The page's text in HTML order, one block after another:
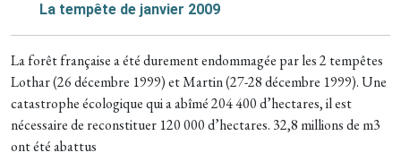
La tempête de janvier 2009
La forêt française a été durement endommagée par les 2 tempêtes
Lothar (26 décembre 1999) et Martin (27-28 décembre 1999). Une
catastrophe écologique qui a abîmé 204 400 d’hectares, il est
nécessaire de reconstituer 120 000 d’hectares. 32,8 millions de m3
ont été abattus